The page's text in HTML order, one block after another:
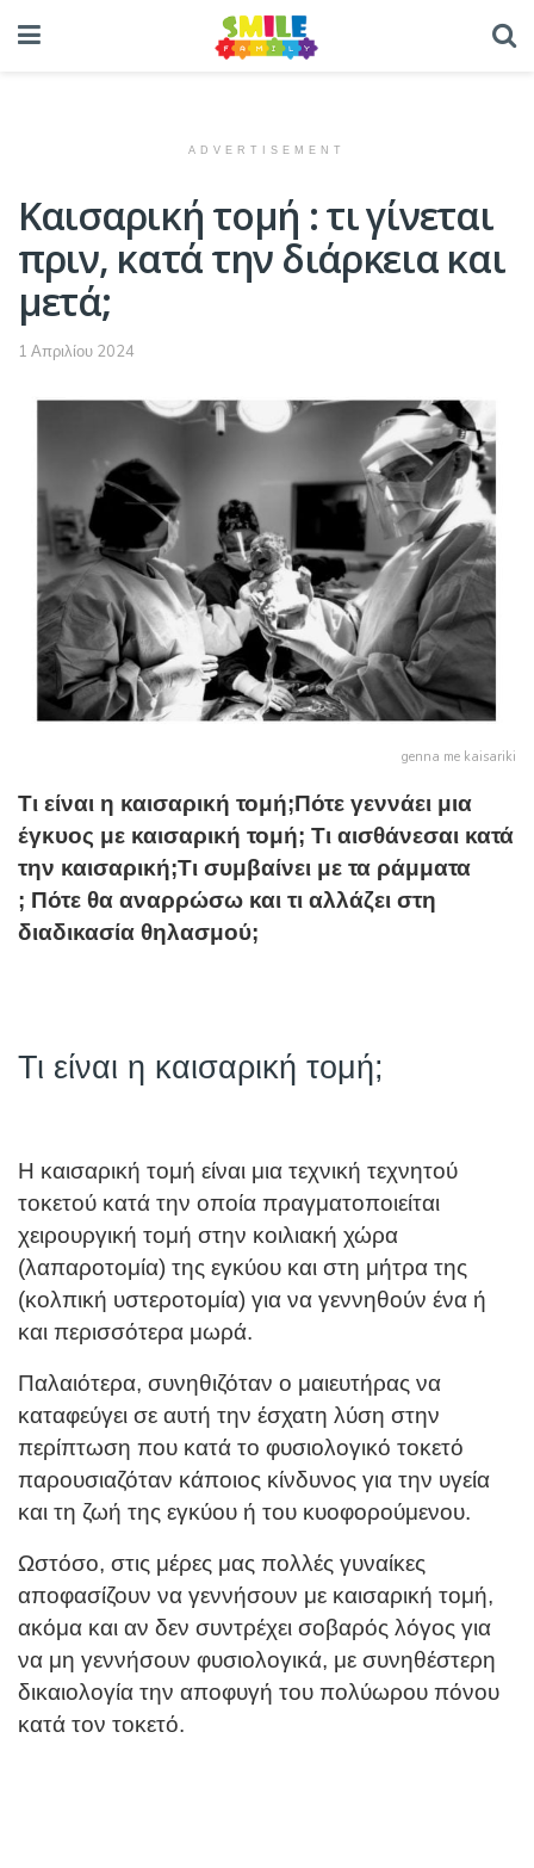
ADVERTISEMENT
Καισαρική τομή : τι γίνεται
πριν, κατά την διάρκεια και
μετά;
1 Απριλίου 2024
genna me kaisariki
Τι είναι η καισαρική τομή;Πότε γεννάει μια
έγκυος με καισαρική τομή; Τι αισθάνεσαι κατά
την καισαρική;Τι συμβαίνει με τα ράμματα
; Πότε θα αναρρώσω και τι αλλάζει στη
διαδικασία θηλασμού;
Τι είναι η καισαρική τομή;
Η καισαρική τομή είναι μια τεχνική τεχνητού
τοκετού κατά την οποία πραγματοποιείται
χειρουργική τομή στην κοιλιακή χώρα
(λαπαροτομία) της εγκύου και στη μήτρα της
(κολπική υστεροτομία) για να γεννηθούν ένα ή
και περισσότερα μωρά.
Παλαιότερα, συνηθιζόταν ο μαιευτήρας να
καταφεύγει σε αυτή την έσχατη λύση στην
περίπτωση που κατά το φυσιολογικό τοκετό
παρουσιαζόταν κάποιος κίνδυνος για την υγεία
και τη ζωή της εγκύου ή του κυοφορούμενου.
Ωστόσο, στις μέρες μας πολλές γυναίκες
αποφασίζουν να γεννήσουν με καισαρική τομή,
ακόμα και αν δεν συντρέχει σοβαρός λόγος για
να μη γεννήσουν φυσιολογικά, με συνηθέστερη
δικαιολογία την αποφυγή του πολύωρου πόνου
κατά τον τοκετό.